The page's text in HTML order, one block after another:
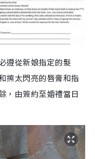
遵從新娘指定的髮
擦太閃亮的唇膏和指
，由簽約至婚禮當日